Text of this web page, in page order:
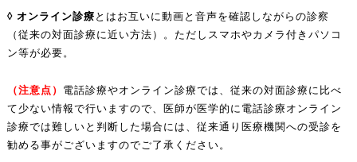
◊ オンライン診療 とはお互いに動画と音声を確認しながらの診察
（従来の対面診療に近い方法）。ただしスマホやカメラ付きパソコ
ン等が必要。
（注意点） 電話診療やオンライン診療では、従来の対面診療に比べ
て少ない情報で行いますので、医師が医学的に電話診療オンライン
診療では難しいと判断した場合には、従来通り医療機関への受診を
勧める事がございますのでご了承ください。